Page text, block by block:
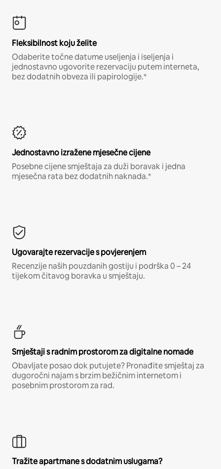
Fleksibilnost koju želite
Odaberite točne datume useljenja i iseljenja i
jednostavno ugovorite rezervaciju putem interneta,
bez dodatnih obveza ili papirologije.*
Jednostavno izražene mjesečne cijene
Posebne cijene smještaja za duži boravak i jedna
mjesečna rata bez dodatnih naknada.*
Ugovarajte rezervacije s povjerenjem
Recenzije naših pouzdanih gostiju i podrška 0 – 24
tijekom čitavog boravka u smještaju.
Smještaji s radnim prostorom za digitalne nomade
Obavljate posao dok putujete? Pronađite smještaj za
dugoročni najam s brzim bežičnim internetom i
posebnim prostorom za rad.
Tražite apartmane s dodatnim uslugama?